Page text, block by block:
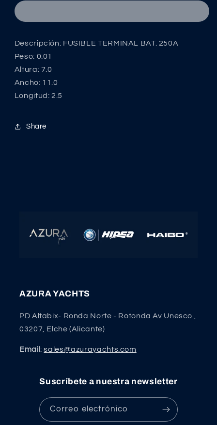
Descripción: FUSIBLE TERMINAL BAT. 250A
Peso: 0.01
Altura: 7.0
Ancho: 11.0
Longitud: 2.5
Share
AZURA YACHTS
PD Altabix- Ronda Norte - Rotonda Av Unesco ,
03207, Elche (Alicante)
Email:sales@azurayachts.com
Suscríbete a nuestra newsletter
Correo electrónico